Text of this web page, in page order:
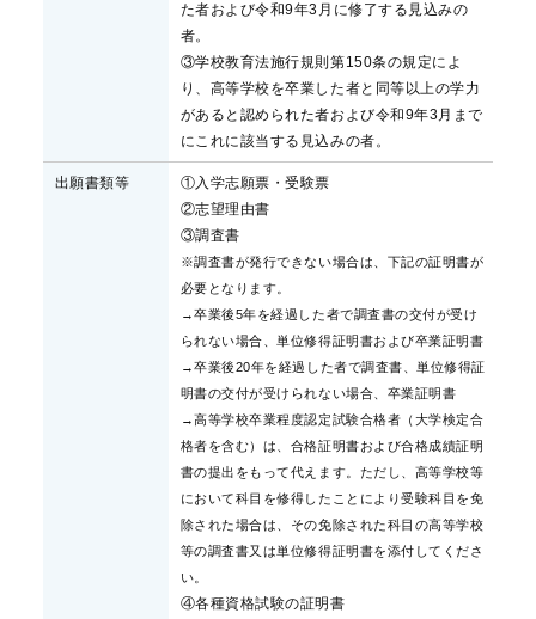
た者および令和9年3月に修了する見込みの
者。
③学校教育法施行規則第150条の規定によ
り、高等学校を卒業した者と同等以上の学力
があると認められた者および令和9年3月まで
にこれに該当する見込みの者。
出願書類等
①入学志願票・受験票
②志望理由書
③調査書
※調査書が発行できない場合は、下記の証明書が
必要となります。
→卒業後5年を経過した者で調査書の交付が受け
られない場合、単位修得証明書および卒業証明書
→卒業後20年を経過した者で調査書、単位修得証
明書の交付が受けられない場合、卒業証明書
→高等学校卒業程度認定試験合格者（大学検定合
格者を含む）は、合格証明書および合格成績証明
書の提出をもって代えます。ただし、高等学校等
において科目を修得したことにより受験科目を免
除された場合は、その免除された科目の高等学校
等の調査書又は単位修得証明書を添付してくださ
い。
④各種資格試験の証明書